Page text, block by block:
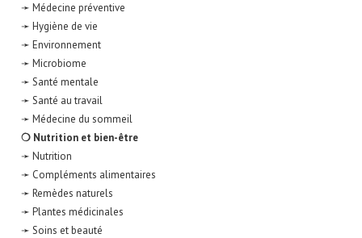
➛ Médecine préventive
➛ Hygiène de vie
➛ Environnement
➛ Microbiome
➛ Santé mentale
➛ Santé au travail
➛ Médecine du sommeil
❍ Nutrition et bien-être
➛ Nutrition
➛ Compléments alimentaires
➛ Remèdes naturels
➛ Plantes médicinales
➛ Soins et beauté